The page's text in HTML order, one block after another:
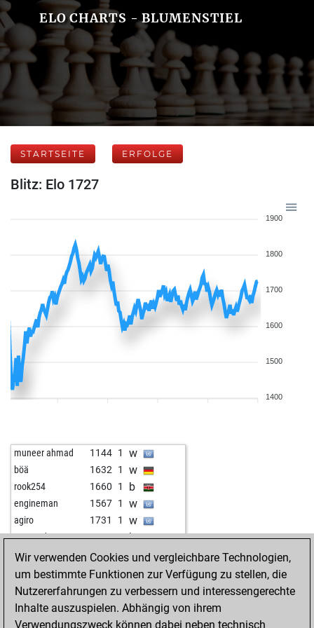
ELO CHARTS - BLUMENSTIEL
STARTSEITE ERFOLGE
Blitz: Elo 1727
1900
1800
1700
1600
1500
1400
muneer ahmad 1144 1 w
böä 1632 1 w
rook254 1660 1 b
engineman 1567 1 w
agiro 1731 1 w
capecod 1599 0 b
guerino 1609 1 w
eddy60 1536 r b
early abort 2282 0 b
wolframio 1714 b
ranger92 1667 0 b
Wir verwenden Cookies und vergleichbare Technologien,
um bestimmte Funktionen zur Verfügung zu stellen, die
Nutzererfahrungen zu verbessern und interessengerechte
Inhalte auszuspielen. Abhängig von ihrem
Verwendungszweck können dabei neben technisch